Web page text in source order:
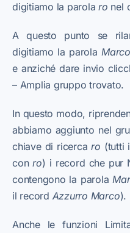
digitiamo la parolaro nel
A questo punto se
digitiamo la parolaMarco
e anziché dare invio
– Amplia gruppo trovato.
In questo modo,
abbiamo aggiunto nel
chiave di ricercaro (tutti
conro) i record che pur
contengono la parola
il record Azzurro Marco).
Anche le funzioni